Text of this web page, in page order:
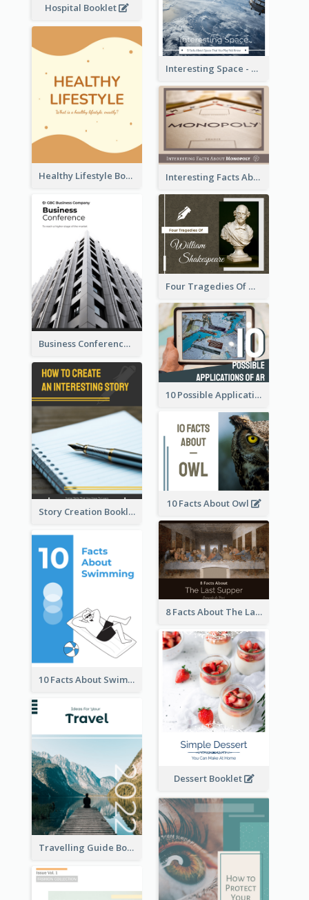
Hospital Booklet
Interesting Space - 10 Facts About Space That You May Not Know
Healthy Lifestyle Booklet Interesting Facts About Monopoly
Business Conference Booklet
Four Tragedies Of William Shakespeare
10 Possible Applications Of Augmented Reality (AR)
Story Creation Booklet
10 Facts About Owl
8 Facts About The Last Supper Of Leonardo da Vinci
10 Facts About Swimming
Dessert Booklet
Travelling Guide Booklet